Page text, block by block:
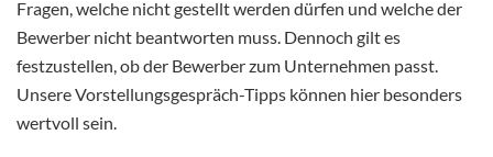
Fragen, welche nicht gestellt werden dürfen und welche der
Bewerber nicht beantworten muss. Dennoch gilt es
festzustellen, ob der Bewerber zum Unternehmen passt.
Unsere Vorstellungsgespräch-Tipps können hier besonders
wertvoll sein.